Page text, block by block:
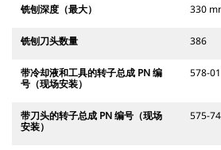
铣刨深度（最大） 330
铣刨刀头数量 386
带冷却液和工具的转子总成 PN 编
号（现场安装）
578-
带刀头的转子总成 PN 编号（现场
安装）
575-